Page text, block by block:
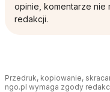
opinie, komentarze nie
redakcji.
Przedruk, kopiowanie,
ngo.pl wymaga zgody